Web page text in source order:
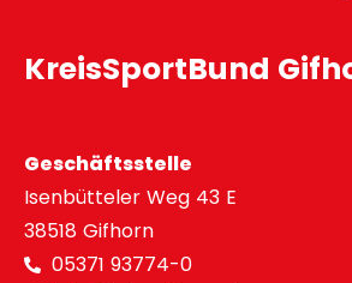
KreisSportBund
Geschäftsstelle
Isenbütteler Weg 43 E
38518 Gifhorn
05371 93774-0